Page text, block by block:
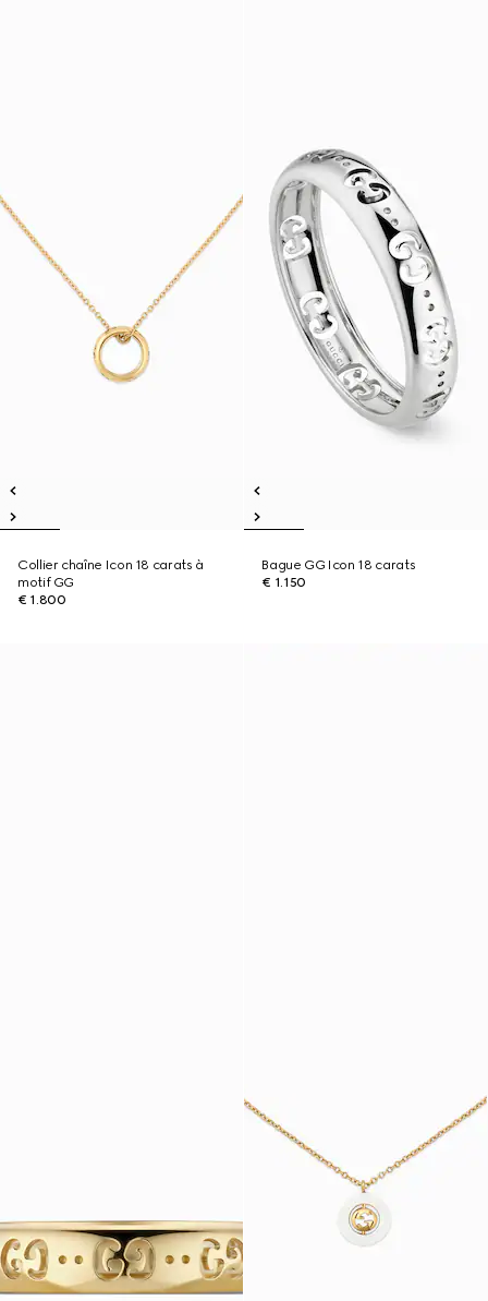
Collier chaîne Icon 18 carats à
motif GG
€ 1.800
Bague GG Icon 18 carats
€ 1.150